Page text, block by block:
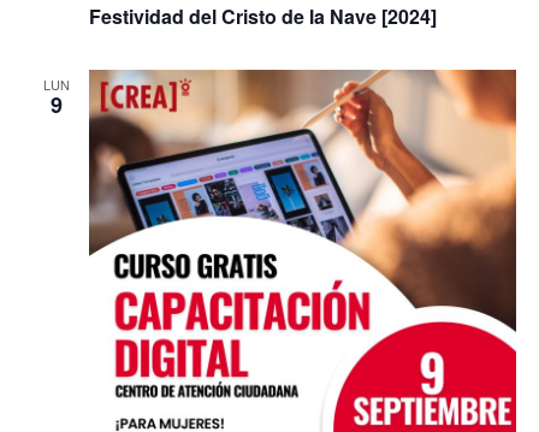
Festividad del Cristo de la Nave [2024]
LUN
9